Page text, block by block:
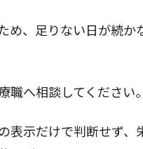
め、足りない日が続か
へ相談してください。
表示だけで判断せず